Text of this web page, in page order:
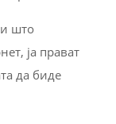
што
ја прават
да биде